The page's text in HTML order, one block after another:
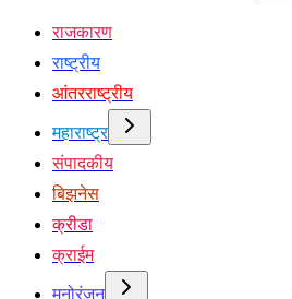
राजकारण
राष्ट्रीय
आंतरराष्ट्रीय
महाराष्ट्र
संपादकीय
बिझनेस
क्रीडा
क्राईम
मनोरंजन